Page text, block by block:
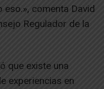
comenta David
Regulador de la
que existe una
experiencias en